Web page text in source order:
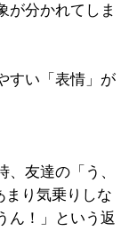
が分かれてしま
すい「表情」が
友達の「う、
まり気乗りしな
ん！」という返